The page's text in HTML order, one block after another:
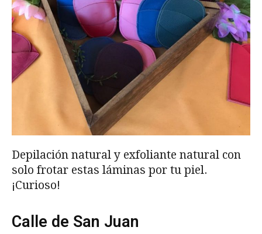
Depilación natural y exfoliante natural con
solo frotar estas láminas por tu piel.
¡Curioso!
Calle de San Juan